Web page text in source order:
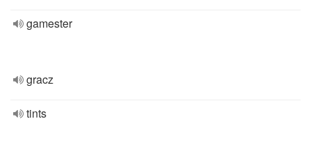
gamester
gracz
tints